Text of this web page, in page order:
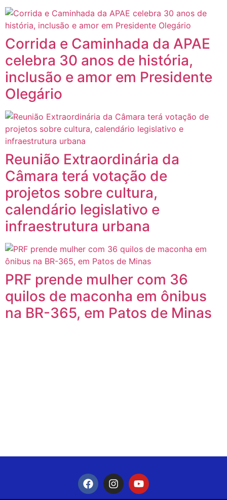
Corrida e Caminhada da APAE
celebra 30 anos de história,
inclusão e amor em Presidente
Olegário
Reunião Extraordinária da
Câmara terá votação de
projetos sobre cultura,
calendário legislativo e
infraestrutura urbana
PRF prende mulher com 36
quilos de maconha em ônibus
na BR-365, em Patos de Minas